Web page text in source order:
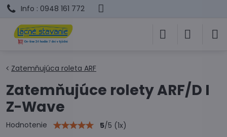
Info : 0948 161 772
Zatemňujúca roleta ARF
Zatemňujúce rolety ARF/D I
Z-Wave
Hodnotenie 5/5 (1x)